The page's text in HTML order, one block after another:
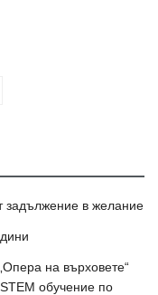
задължение в желание
на върховете“
обучение по